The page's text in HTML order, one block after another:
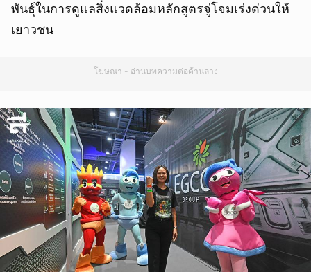
พันธุ์ในการดูแลสิ่งแวดล้อมหลักสูตรจู่โจมเร่งด่วนให้
เยาวชน
โฆษณา - อ่านบทความต่อด้านล่าง